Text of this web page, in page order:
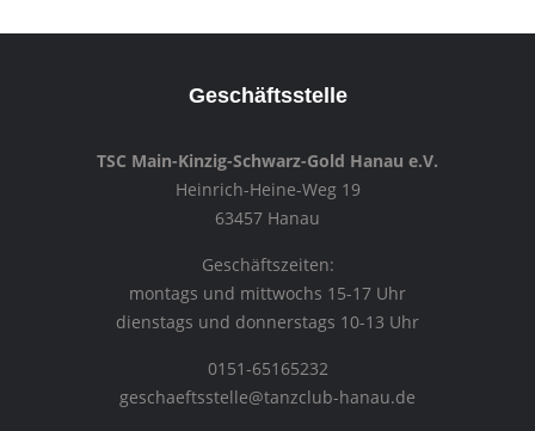
Geschäftsstelle
TSC Main-Kinzig-Schwarz-Gold Hanau e.V.
Heinrich-Heine-Weg 19
63457 Hanau
Geschäftszeiten:
montags und mittwochs 15-17 Uhr
dienstags und donnerstags 10-13 Uhr
0151-65165232
geschaeftsstelle@tanzclub-hanau.de